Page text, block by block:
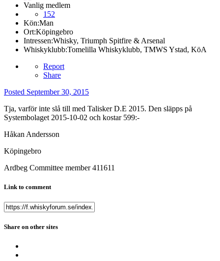
Vanlig medlem
152
Kön:Man
Ort:Köpingebro
Intressen:Whisky, Triumph Spitfire & Arsenal
Whiskyklubb:Tomelilla Whiskyklubb, TMWS Ystad, KöA
Report
Share
Posted September 30, 2015
Tja, varför inte slå till med Talisker D.E 2015. Den släpps på
Systembolaget 2015-10-02 och kostar 599:-
Håkan Andersson
Köpingebro
Ardbeg Committee member 411611
Link to comment
Share on other sites